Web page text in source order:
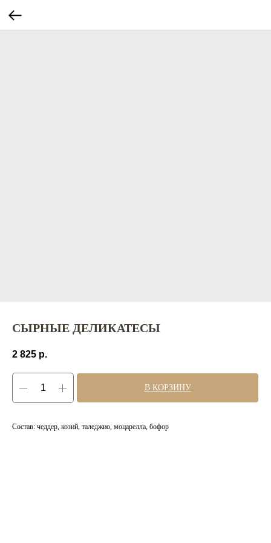
СЫРНЫЕ ДЕЛИКАТЕСЫ
2 825 р.
В КОРЗИНУ
Состав: чеддер, козий, таледжио, моцарелла, бофор